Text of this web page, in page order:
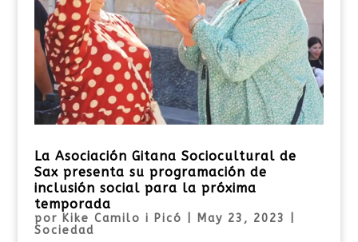
La Asociación Gitana Sociocultural de
Sax presenta su programación de
inclusión social para la próxima
temporada
por Kike Camilo i Picó May 23, 2023
Sociedad